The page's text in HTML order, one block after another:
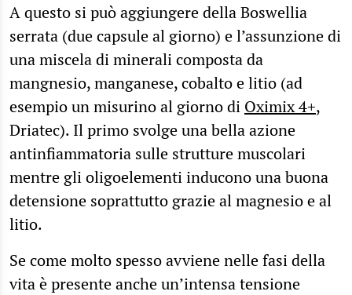
A questo si può aggiungere della Boswellia
serrata (due capsule al giorno) e l’assunzione di
una miscela di minerali composta da
mangnesio, manganese, cobalto e litio (ad
esempio un misurino al giorno di Oximix 4+,
Driatec). Il primo svolge una bella azione
antinfiammatoria sulle strutture muscolari
mentre gli oligoelementi inducono una buona
detensione soprattutto grazie al magnesio e al
litio.
Se come molto spesso avviene nelle fasi della
vita è presente anche un’intensa tensione